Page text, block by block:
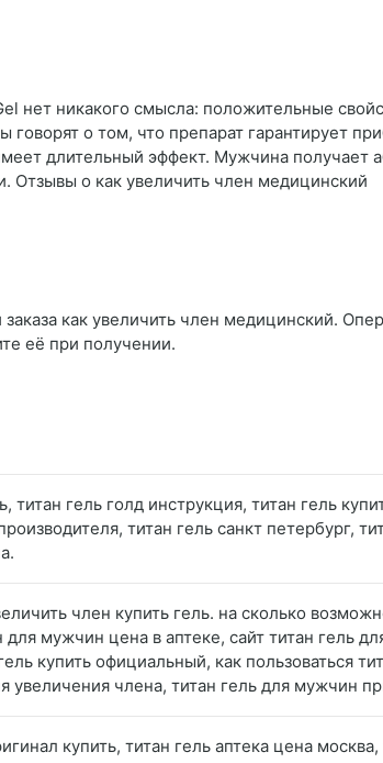
нет никакого смысла: положительные
говорят о том, что препарат гарантирует
длительный эффект. Мужчина получает
Отзывы о как увеличить член медицинский
как увеличить член медицинский.
её при получении.
титан гель голд инструкция, титан гель
титан гель санкт петербург,
член купить гель. на сколько
мужчин цена в аптеке, сайт титан гель
купить официальный, как пользоваться
увеличения члена, титан гель для мужчин
купить, титан гель аптека цена